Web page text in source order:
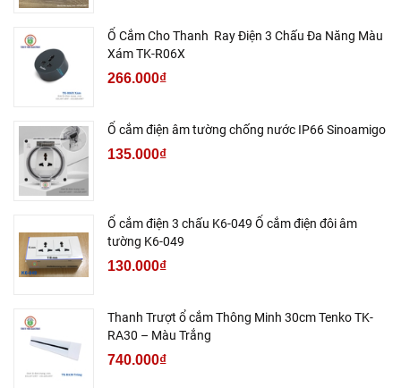
Ổ Cắm Cho Thanh Ray Điện 3 Chấu Đa Năng Màu
Xám TK-R06X
266.000₫
Ổ cắm điện âm tường chống nước IP66 Sinoamigo
135.000₫
Ổ cắm điện 3 chấu K6-049 Ổ cắm điện đôi âm
tường K6-049
130.000₫
Thanh Trượt ổ cắm Thông Minh 30cm Tenko TK-
RA30 – Màu Trắng
740.000₫